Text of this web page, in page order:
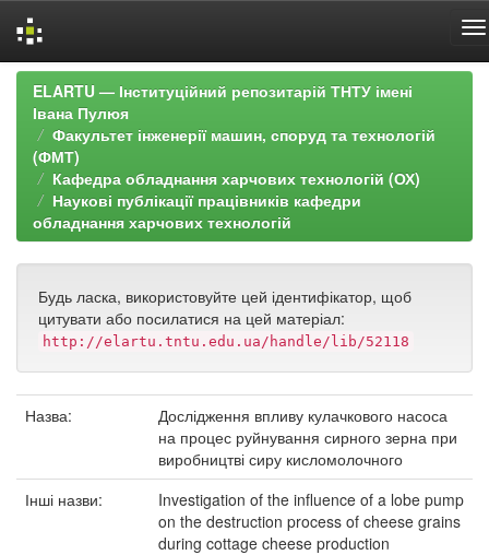
Skip
navigation
ELARTU — Інституційний репозитарій ТНТУ імені
Івана Пулюя
Факультет інженерії машин, споруд та технологій
(ФМТ)
Кафедра обладнання харчових технологій (ОХ)
Наукові публікації працівників кафедри
обладнання харчових технологій
Будь ласка, використовуйте цей ідентифікатор, щоб
цитувати або посилатися на цей матеріал:
http://elartu.tntu.edu.ua/handle/lib/52118
Назва:
Дослідження впливу кулачкового насоса
на процес руйнування сирного зерна при
виробництві сиру кисломолочного
Інші назви:
Investigation of the influence of a lobe pump
on the destruction process of cheese grains
during cottage cheese production